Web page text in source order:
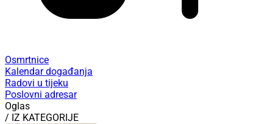
Osmrtnice
Kalendar događanja
Radovi u tijeku
Poslovni adresar
Oglas
/ IZ KATEGORIJE